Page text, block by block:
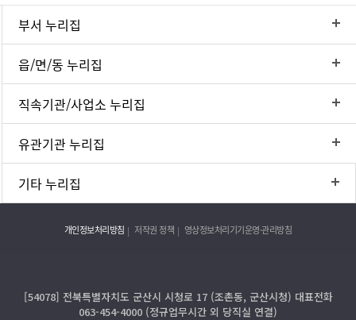
부서 누리집
읍/면/동 누리집
직속기관/사업소 누리집
유관기관 누리집
기타 누리집
개인정보처리방침 저작권 정책 영상정보처리기기운영·관리방침
[54078] 전북특별자치도 군산시 시청로 17 (조촌동, 군산시청) 대표전화
063-454-4000 (정규업무시간 외 당직실 연결)